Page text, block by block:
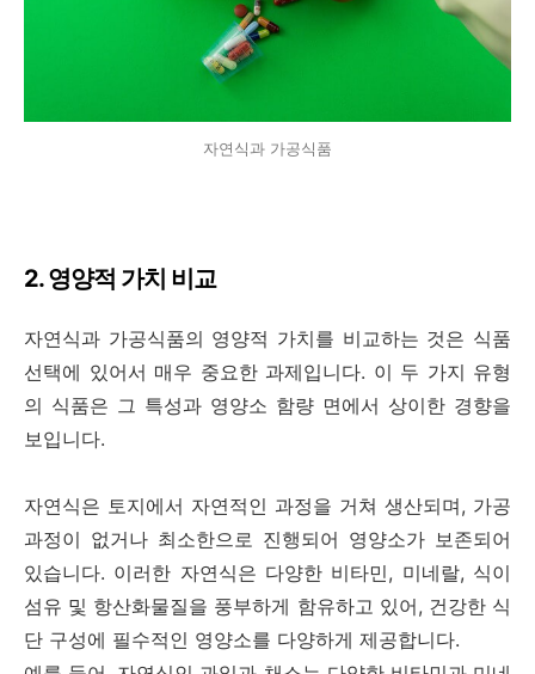
자연식과 가공식품
2. 영양적 가치 비교
자연식과 가공식품의 영양적 가치를 비교하는 것은 식품
선택에 있어서 매우 중요한 과제입니다. 이 두 가지 유형
의 식품은 그 특성과 영양소 함량 면에서 상이한 경향을
보입니다.
자연식은 토지에서 자연적인 과정을 거쳐 생산되며, 가공
과정이 없거나 최소한으로 진행되어 영양소가 보존되어
있습니다. 이러한 자연식은 다양한 비타민, 미네랄, 식이
섬유 및 항산화물질을 풍부하게 함유하고 있어, 건강한 식
단 구성에 필수적인 영양소를 다양하게 제공합니다.